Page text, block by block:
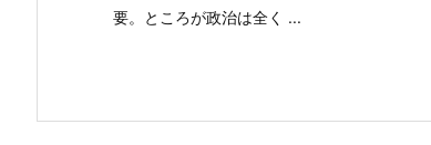
要。ところが政治は全く ...